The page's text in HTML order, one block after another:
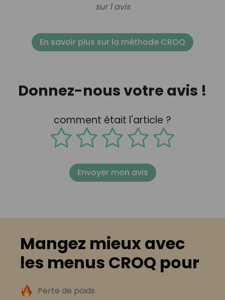
sur 1 avis
En savoir plus sur la méthode CROQ
Donnez-nous votre avis !
comment était l'article ?
Envoyer mon avis
Mangez mieux avec
les menus CROQ pour
Perte de poids